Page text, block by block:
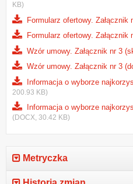
KB)
Formularz ofertowy. Załącznik
Formularz ofertowy. Załącznik
Wzór umowy. Załącznik nr 3
Wzór umowy. Załącznik nr 3
Informacja o wyborze
200.93 KB)
Informacja o wyborze
(DOCX, 30.42 KB)
Metryczka